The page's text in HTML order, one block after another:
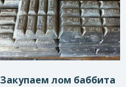
Закупаем лом баббита